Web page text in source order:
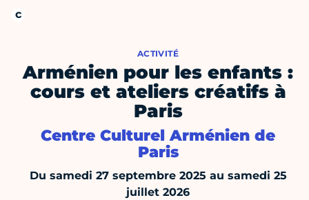
ACTIVITÉ
Arménien pour les enfants :
cours et ateliers créatifs à
Paris
Centre Culturel Arménien de
Paris
Du samedi 27 septembre 2025 au samedi 25
juillet 2026